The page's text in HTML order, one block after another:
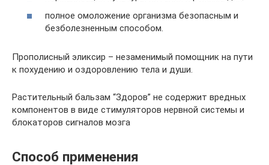
полное омоложение организма безопасным и
безболезненным способом.
Прополисный эликсир – незаменимый помощник на пути
к похудению и оздоровлению тела и души.
Растительный бальзам “Здоров” не содержит вредных
компонентов в виде стимуляторов нервной системы и
блокаторов сигналов мозга
Способ применения